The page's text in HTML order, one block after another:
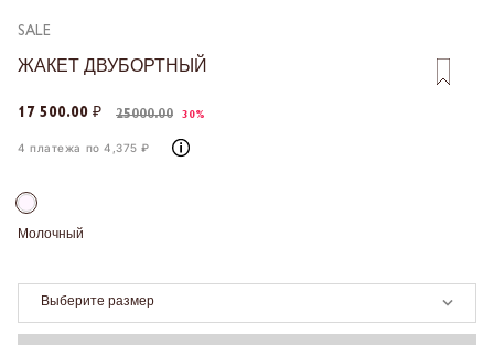
SALE
ЖАКЕТ ДВУБОРТНЫЙ
17 500.00 ₽ 25000.00 30%
4 платежа по 4,375 ₽
Молочный
Выберите размер